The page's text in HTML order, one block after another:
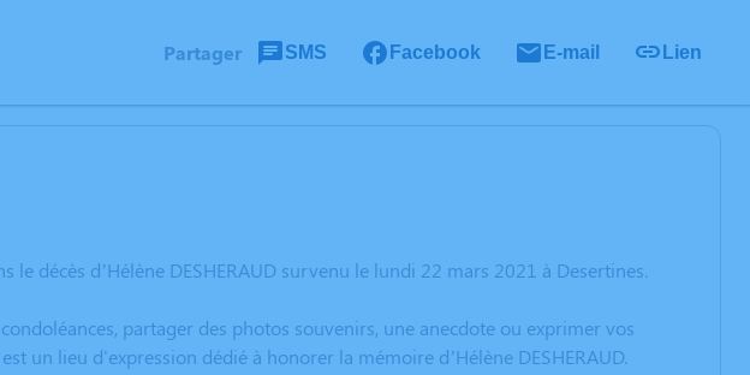
Partager SMS Facebook E-mail Lien
le décès d’Hélène DESHERAUD survenu le lundi 22 mars 2021 à Desertines.
partager des photos souvenirs, une anecdote ou exprimer vos
un lieu d'expression dédié à honorer la mémoire d’Hélène DESHERAUD.